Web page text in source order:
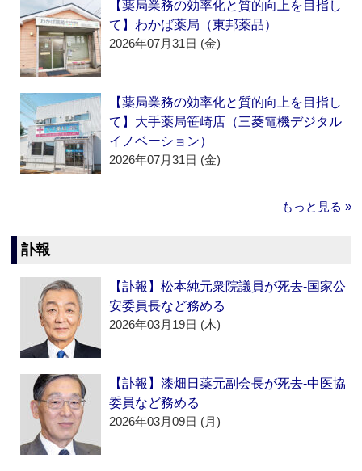
【薬局業務の効率化と質的向上を目指し
て】わかば薬局（東邦薬品）
2026年07月31日 (金)
【薬局業務の効率化と質的向上を目指し
て】大手薬局笹崎店（三菱電機デジタル
イノベーション）
2026年07月31日 (金)
もっと見る »
訃報
【訃報】松本純元衆院議員が死去‐国家公
安委員長など務める
2026年03月19日 (木)
【訃報】漆畑日薬元副会長が死去‐中医協
委員など務める
2026年03月09日 (月)